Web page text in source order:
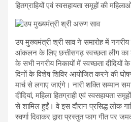
हितग्राहियों एवं स्वसहायता समूहों की
उप मुख्यमंत्री श्री साव ने समारोह में
आंकलन के लिए छत्तीसगढ़ स्वच्छता लीग का
के सभी नगरीय निकायों में स्वच्छता दीदियों
दिनों के विशेष शिविर आयोजित करने की
मार्च से लगाए जाएंगे। नारी शक्ति सम्मान
दीदियां, महिला हितग्राही एवं स्वसहायता
से शामिल हुईं। वे इस दौरान प्रसिद्ध लोक
स्वर्णा दिवाकर द्वारा प्रस्तुत फाग गीत पर